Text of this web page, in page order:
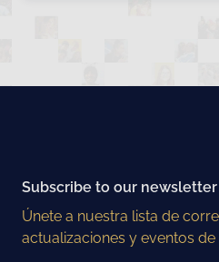
Subscribe to our newsletter
Únete a nuestra lista de
actualizaciones y eventos de